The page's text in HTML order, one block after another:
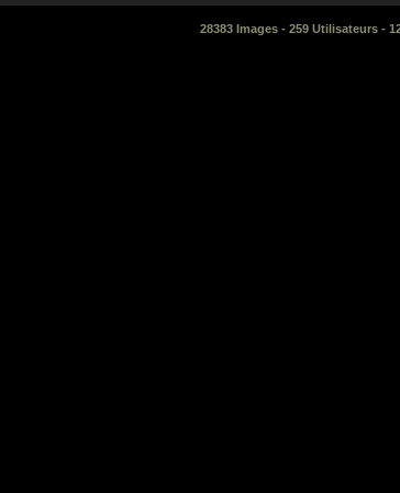
28383 Images - 259 Utilisateurs -